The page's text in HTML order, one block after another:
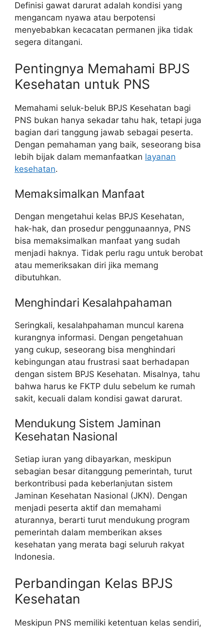
Definisi gawat darurat adalah kondisi yang
mengancam nyawa atau berpotensi
menyebabkan kecacatan permanen jika tidak
segera ditangani.
Pentingnya Memahami BPJS
Kesehatan untuk PNS
Memahami seluk-beluk BPJS Kesehatan bagi
PNS bukan hanya sekadar tahu hak, tetapi juga
bagian dari tanggung jawab sebagai peserta.
Dengan pemahaman yang baik, seseorang bisa
lebih bijak dalam memanfaatkan layanan
kesehatan.
Memaksimalkan Manfaat
Dengan mengetahui kelas BPJS Kesehatan,
hak-hak, dan prosedur penggunaannya, PNS
bisa memaksimalkan manfaat yang sudah
menjadi haknya. Tidak perlu ragu untuk berobat
atau memeriksakan diri jika memang
dibutuhkan.
Menghindari Kesalahpahaman
Seringkali, kesalahpahaman muncul karena
kurangnya informasi. Dengan pengetahuan
yang cukup, seseorang bisa menghindari
kebingungan atau frustrasi saat berhadapan
dengan sistem BPJS Kesehatan. Misalnya, tahu
bahwa harus ke FKTP dulu sebelum ke rumah
sakit, kecuali dalam kondisi gawat darurat.
Mendukung Sistem Jaminan
Kesehatan Nasional
Setiap iuran yang dibayarkan, meskipun
sebagian besar ditanggung pemerintah, turut
berkontribusi pada keberlanjutan sistem
Jaminan Kesehatan Nasional (JKN). Dengan
menjadi peserta aktif dan memahami
aturannya, berarti turut mendukung program
pemerintah dalam memberikan akses
kesehatan yang merata bagi seluruh rakyat
Indonesia.
Perbandingan Kelas BPJS
Kesehatan
Meskipun PNS memiliki ketentuan kelas sendiri,